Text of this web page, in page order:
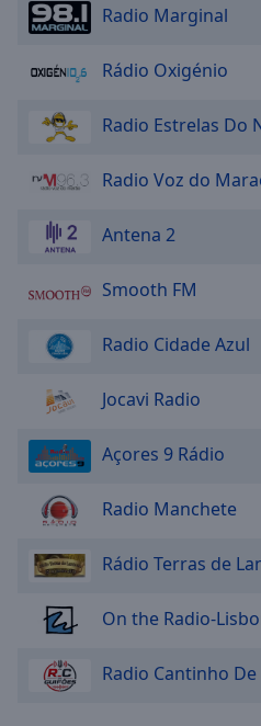
Radio Marginal
Rádio Oxigénio
Radio Estrelas Do
Radio Voz do
Antena 2
Smooth FM
Radio Cidade Azul
Jocavi Radio
Açores 9 Rádio
Radio Manchete
Rádio Terras de
On the Radio-
Radio Cantinho